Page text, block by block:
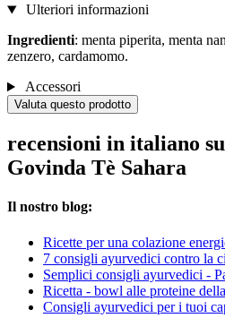
Ulteriori informazioni
Ingredienti: menta piperita, menta
zenzero, cardamomo.
Accessori
Valuta questo prodotto
recensioni in italiano
Govinda Tè Sahara
Il nostro blog:
Ricette per una colazione
7 consigli ayurvedici contro la
Semplici consigli ayurvedici -
Ricetta - bowl alle proteine
Consigli ayurvedici per i tuoi